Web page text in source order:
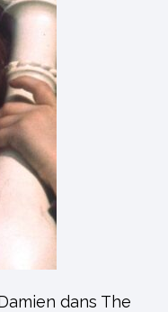
dans The